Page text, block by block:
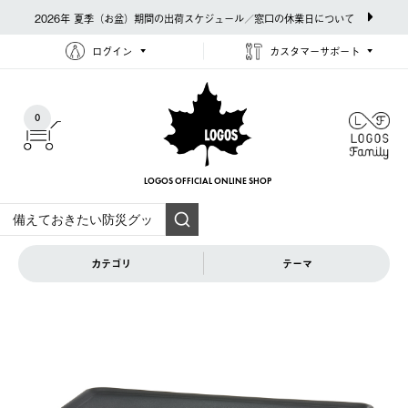
2026年 夏季（お盆）期間の出荷スケジュール／窓口の休業日について
ログイン カスタマーサポート
0
LOGOS OFFICIAL ONLINE SHOP
カテゴリ テーマ